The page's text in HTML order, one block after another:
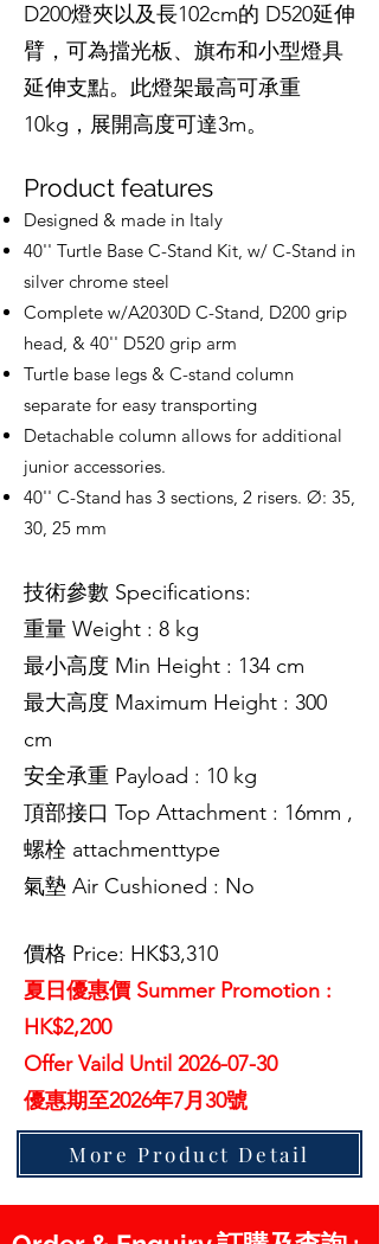
D200燈夾以及長102cm的 D520延伸
臂，可為擋光板、旗布和小型燈具
延伸支點。此燈架最高可承重
10kg，展開高度可達3m。
Product features
Designed & made in Italy
40'' Turtle Base C-Stand Kit, w/ C-Stand in
silver chrome steel
Complete w/A2030D C-Stand, D200 grip
head, & 40'' D520 grip arm
Turtle base legs & C-stand column
separate for easy transporting
Detachable column allows for additional
junior accessories.
40'' C-Stand has 3 sections, 2 risers. Ø: 35,
30, 25 mm
技術參數 Specifications:
重量 Weight : 8 kg
最小高度 Min Height : 134 cm
最大高度 Maximum Height : 300
cm
安全承重 Payload : 10 kg
頂部接口 Top Attachment : 16mm ,
螺栓 attachmenttype
氣墊 Air Cushioned : No
價格 Price: HK$3,310
夏日優惠價 Summer Promotion :
HK$2,200
Offer Vaild Until 2026-07-30
優惠期至2026年7月30號
More Product Detail